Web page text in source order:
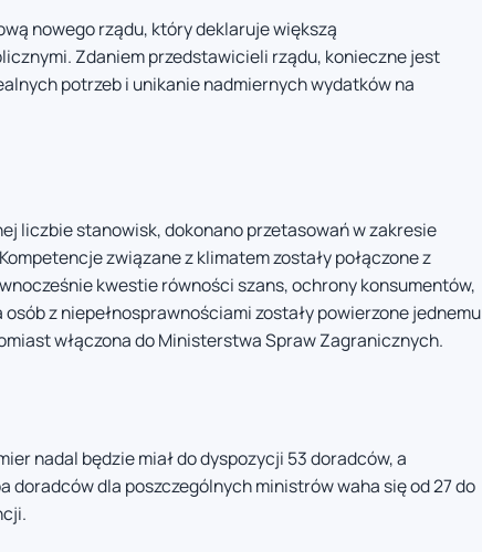
nowego rządu, który deklaruje większą
Zdaniem przedstawicieli rządu, konieczne jest
potrzeb i unikanie nadmiernych wydatków na
liczbie stanowisk, dokonano przetasowań w zakresie
związane z klimatem zostały połączone z
kwestie równości szans, ochrony konsumentów,
z niepełnosprawnościami zostały powierzone jednemu
włączona do Ministerstwa Spraw Zagranicznych.
nadal będzie miał do dyspozycji 53 doradców, a
doradców dla poszczególnych ministrów waha się od 27 do